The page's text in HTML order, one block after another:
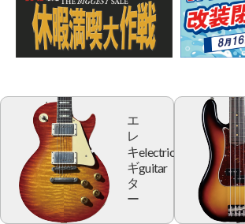
エ
レ
キ
ギ
タ
ー
electric
guitar